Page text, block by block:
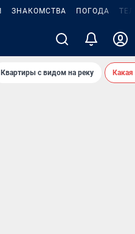
ЗНАКОМСТВА ПОГОДА
Квартиры с видом на реку